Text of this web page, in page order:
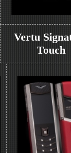
Vertu
Touch